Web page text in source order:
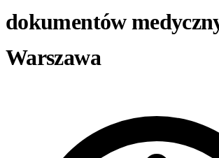
dokumentów
Warszawa